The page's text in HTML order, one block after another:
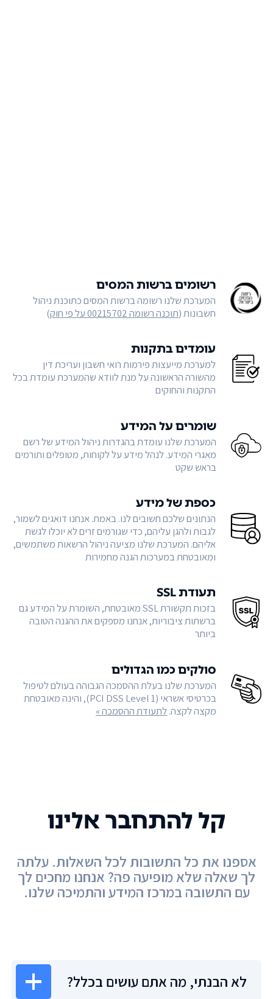
רשומים ברשות המסים
המערכת שלנו רשומה ברשות המסים כתוכנת ניהול
חשבונות (תוכנה רשומה 00215702 על פי חוק )
עומדים בתקנות
למערכת מייעצות פירמות רואי חשבון ועריכת דין
מהשורה הראשונה על מנת לוודא שהמערכת עומדת בכל
התקנות והחוקים
שומרים על המידע
המערכת שלנו עומדת בהגדרות ניהול המידע של רשם
מאגרי המידע. לנהל מידע על לקוחות, מטופלים ותורמים
בראש שקט
כספת של מידע
הנתונים שלכם חשובים לנו. באמת. אנחנו דואגים לשמור,
לגבות ולהגן עליהם, כדי שגורמים זרים לא יוכלו לגשת
אליהם. המערכת שלנו מציעה ניהול הרשאות משתמשים,
ומאובטחת במערכות הגנה מחמירות
תעודת SSL
בזכות תקשורת SSL מאובטחת, השומרת על המידע גם
ברשתות ציבוריות, אנחנו מספקים את ההגנה הטובה
ביותר
סולקים כמו הגדולים
המערכת שלנו בעלת ההסמכה הגבוהה בעולם לטיפול
בכרטיסי אשראי (PCI DSS Level 1), והינה מאובטחת
מקצה לקצה.לתעודת ההסמכה »
לא הבנתי, מה אתם עושים בכלל?
קל להתחבר אלינו
אספנו את כל התשובות לכל השאלות. עלתה
לך שאלה שלא מופיעה פה? אנחנו מחכים לך
עם התשובה במרכז המידע והתמיכה שלנו.